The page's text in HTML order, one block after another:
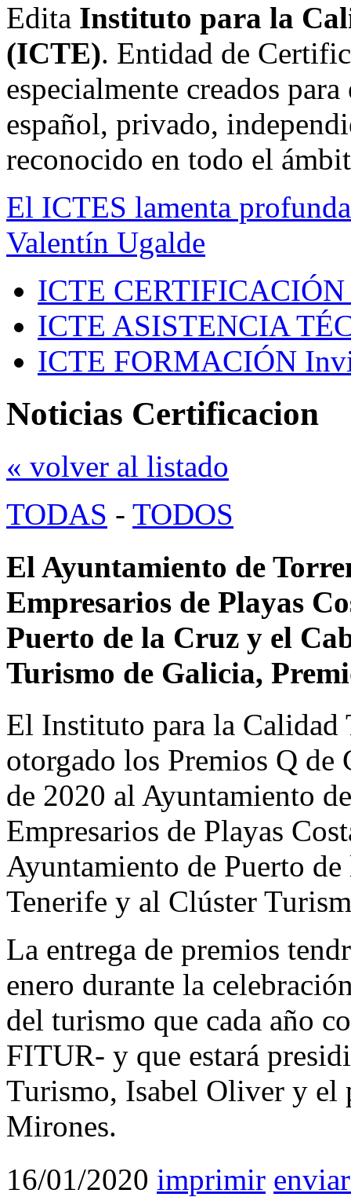
Edita Instituto para la
(ICTE). Entidad de
especialmente creados
español, privado,
reconocido en todo el
El ICTES lamenta
Valentín Ugalde
ICTE CERTIFICACIÓN
ICTE ASISTENCIA
ICTE FORMACIÓN
Noticias Certificacion
« volver al listado
TODAS - TODOS
El Ayuntamiento de
Empresarios de Playas
Puerto de la Cruz y el
Turismo de Galicia,
El Instituto para la
otorgado los Premios Q de
de 2020 al Ayuntamiento
Empresarios de Playas
Ayuntamiento de Puerto
Tenerife y al Clúster
La entrega de premios
enero durante la
del turismo que cada año
FITUR- y que estará
Turismo, Isabel Oliver y
Mirones.
16/01/2020 imprimir